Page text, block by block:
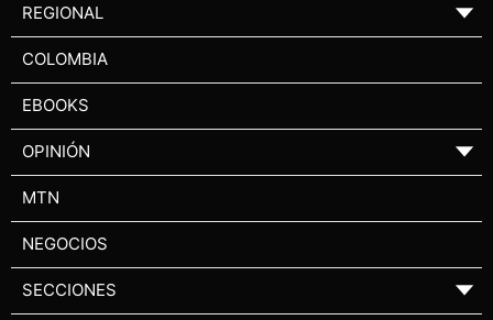
REGIONAL ▼
COLOMBIA
EBOOKS
OPINIÓN ▼
MTN
NEGOCIOS
SECCIONES ▼